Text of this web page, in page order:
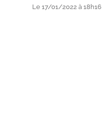
Le 17/01/2022 à 18h16